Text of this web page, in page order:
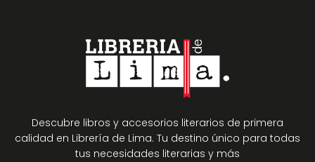
Descubre libros y accesorios literarios de primera
calidad en Librería de Lima. Tu destino único para todas
tus necesidades literarias y más